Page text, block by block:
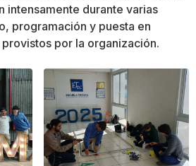
intensamente durante varias
programación y puesta en
por la organización.